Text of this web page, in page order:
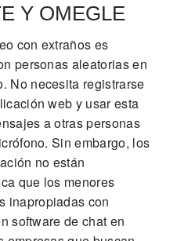
Y OMEGLE
con extraños es
personas aleatorias en
No necesita registrarse
web y usar esta
a otras personas
Sin embargo, los
no están
que los menores
inapropiadas con
software de chat en